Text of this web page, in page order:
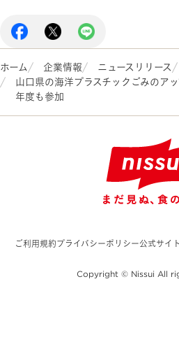
ホーム 企業情報 ニュースリリース
山口県の海洋プラスチックごみのア
年度も参加
ご利用規約プライバシーポリシー公式サイ
Copyright © Nissui All